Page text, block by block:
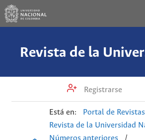
Registrarse
Está en: Portal de
Revista de la Universidad
Números anteriores
/